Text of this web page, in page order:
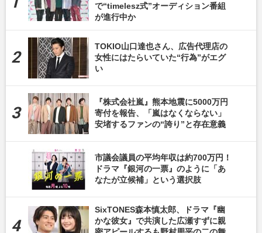
で“timelesz式”オーディション番組
が進行中か
TOKIO山口達也さん、広告代理店の
女性にはたらいていた“行為”がエグ
い
『株式会社嵐』熊本地震に5000万円
寄付を報告、「嵐はなくならない」
安堵するファンの“誇り”と存在意義
市議会議員の平均年収は約700万円！
ドラマ『銀河の一票』のように「あ
なたが立候補」という選択肢
SixTONES森本慎太郎、ドラマ『幽
かな彼女』で共演した広瀬すずに親